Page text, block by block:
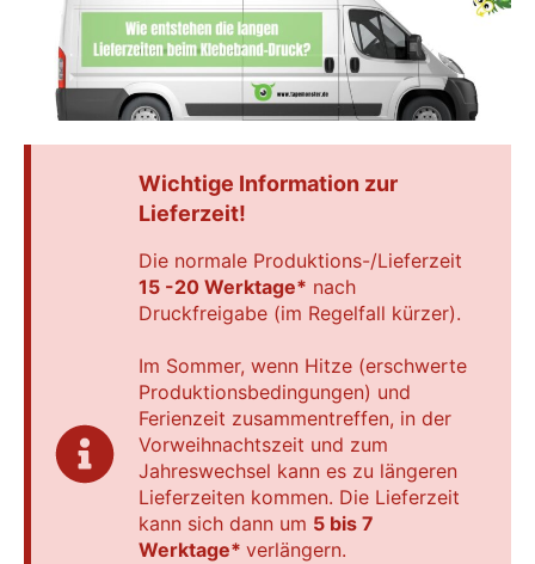
Wichtige Information zur
Lieferzeit!
Die normale Produktions-/Lieferzeit
15 -20 Werktage* nach
Druckfreigabe (im Regelfall kürzer).
Im Sommer, wenn Hitze (erschwerte
Produktionsbedingungen) und
Ferienzeit zusammentreffen, in der
Vorweihnachtszeit und zum
Jahreswechsel kann es zu längeren
Lieferzeiten kommen. Die Lieferzeit
kann sich dann um 5 bis 7
Werktage* verlängern.